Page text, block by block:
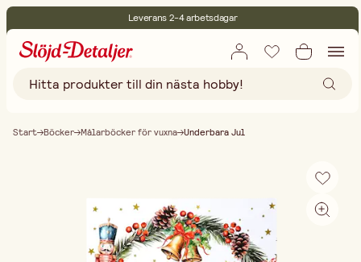
Leverans 2-4 arbetsdagar
Fri frakt vid köp över 499:-
Start Böcker Målarböcker för vuxna Underbara Jul